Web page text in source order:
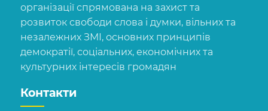
організації спрямована на захист та
розвиток свободи слова і думки, вільних та
незалежних ЗМІ, основних принципів
демократії, соціальних, економічних та
культурних інтересів громадян
Контакти